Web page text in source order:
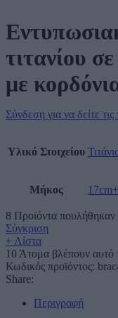
τιτανίου
με
Σύνδεση για να δείτε τις
Υλικό Στοιχείου
Μήκος 17cm+
8 Προϊόντα πουλήθηκαν
Σύγκριση
+ Λίστα
10 Άτομα βλέπουν αυτό
Κωδικός προϊόντος:
Share:
Περιγραφή